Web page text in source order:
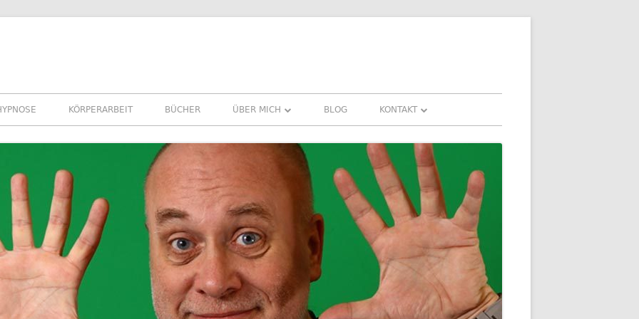
KÖRPERARBEIT BÜCHER ÜBER MICH
REFERENZEN ERFAHRUNGEN UND
NEWSLETTER
BLOG KONTAKT
DOWNLOADS
FAQ
DATENSCHUTZ
IMPRESSUM